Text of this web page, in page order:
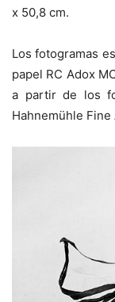
x 50,8 cm.
Los fotogramas
papel RC Adox
a partir de los
Hahnemühle